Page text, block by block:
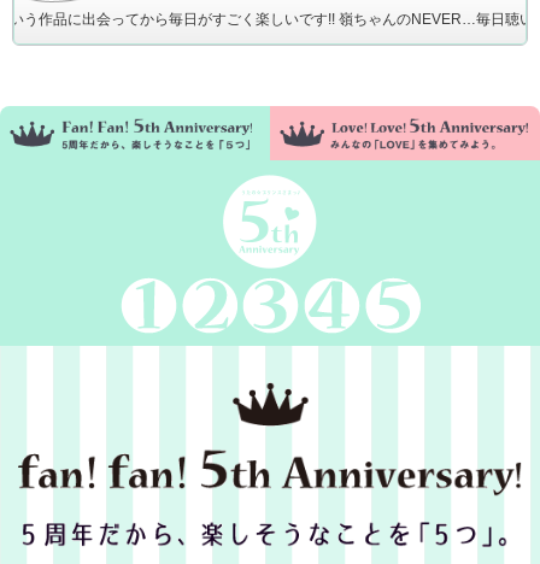
品に出会ってから毎日がすごく楽しいです!! 嶺ちゃんのNEVER…毎日聴いて